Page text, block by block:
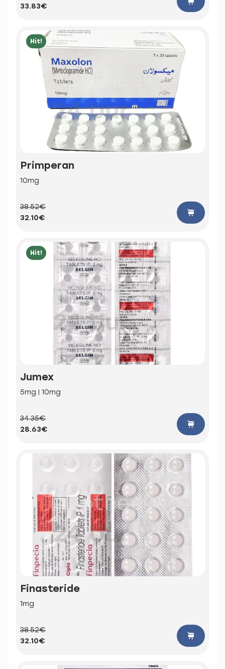
33.83€
Hit!
Primperan
10mg
38.52€
32.10€
Hit!
Jumex
5mg | 10mg
34.35€
28.63€
Finasteride
1mg
38.52€
32.10€